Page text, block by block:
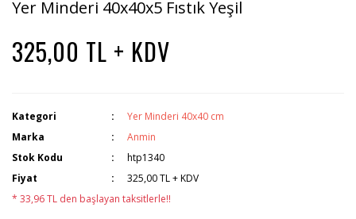
Yer Minderi 40x40x5 Fıstık Yeşil
325,00 TL + KDV
Kategori
Yer Minderi 40x40 cm
Marka
Anmin
Stok Kodu
htp1340
Fiyat
325,00 TL + KDV
* 33,96 TL den başlayan taksitlerle!!